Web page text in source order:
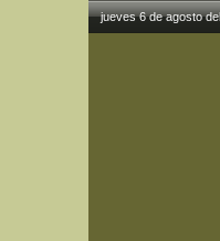
jueves 6 de agosto